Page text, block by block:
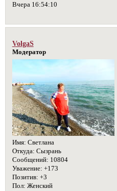
Вчера 16:54:10
VolgaS
Модератор
Имя: Светлана
Откуда: Сызрань
Сообщений: 10804
Уважение: +173
Позитив: +3
Пол: Женский